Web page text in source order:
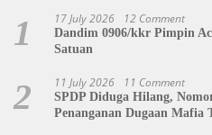
1 17 July 2026 12 Comment
Dandim 0906/kkr Pimpin
Satuan
2 11 July 2026 11 Comment
SPDP Diduga Hilang,
Penanganan Dugaan Mafia